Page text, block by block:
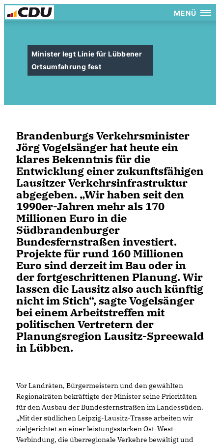
MENÜ
Minister legt Linie für Lübbener
Ortsumfahrung fest
Brandenburgs Verkehrsminister
Jörg Vogelsänger hat heute ein
klares Bekenntnis für die
Entwicklung einer zukunftsfähigen
Lausitzer Verkehrsinfrastruktur
abgegeben. „Wir haben seit den
1990er-Jahren mehr als 170
Millionen Euro in die
Südbrandenburger
Bundesfernstraßen investiert.
Projekte für rund 160 Millionen
Euro sind derzeit im Bau oder in
der fortgeschrittenen Planung. Wir
lassen die Lausitz also auch künftig
nicht im Stich“, sagte Vogelsänger
bei einem Arbeitstreffen mit
politischen Vertretern der
Planungsregion Lausitz-Spreewald
in Lübben.
Vor Landräten, Bürgermeistern und den gewählten
Regionalräten bekräftigte der Minister seine Prioritäten
für den Ausbau der Bundesfernstraßen im Landessüden.
Mit der südlichen Leipzig-Lausitz-Trasse arbeiten wir
zielgerichtet an einer leistungsstarken Ost-West-
Verbindung, die überregionale Verkehre bewältigt und